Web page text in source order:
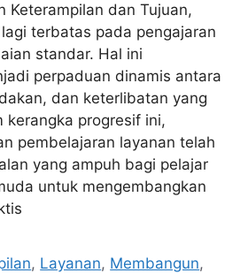
Keterampilan dan Tujuan,
terbatas pada pengajaran
standar. Hal ini
perpaduan dinamis antara
dan keterlibatan yang
kerangka progresif ini,
pembelajaran layanan telah
yang ampuh bagi pelajar
untuk mengembangkan
, Layanan, Membangun,